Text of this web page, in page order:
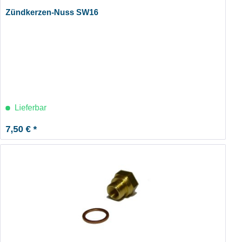
Zündkerzen-Nuss SW16
Lieferbar
7,50 € *